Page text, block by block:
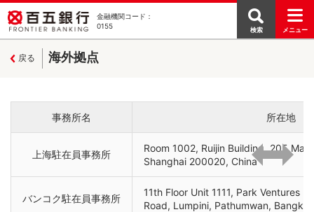
金融機関コード：
0155
メニュー
検索
戻る 海外拠点
事務所名 所在地
上海駐在員事務所
Room 1002, Ruijin Building, 205
Shanghai 200020, China
バンコク駐在員事務所
11th Floor Unit 1111, Park Ventures
Road, Lumpini, Pathumwan,